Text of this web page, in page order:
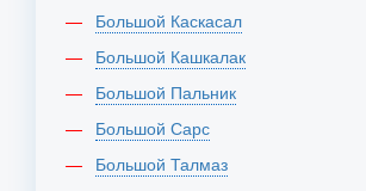
Большой Каскасал
Большой Кашкалак
Большой Пальник
Большой Сарс
Большой Талмаз